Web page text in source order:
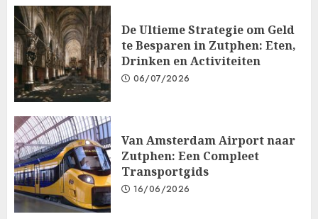
De Ultieme Strategie om Geld
te Besparen in Zutphen: Eten,
Drinken en Activiteiten
06/07/2026
Van Amsterdam Airport naar
Zutphen: Een Compleet
Transportgids
16/06/2026